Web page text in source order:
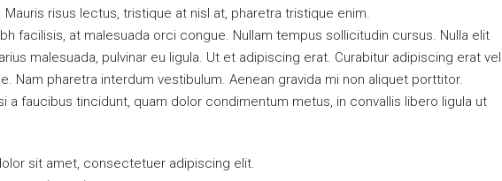
risus lectus, tristique at nisl at, pharetra tristique enim.
facilisis, at malesuada orci congue. Nullam tempus sollicitudin cursus. Nulla elit
malesuada, pulvinar eu ligula. Ut et adipiscing erat. Curabitur adipiscing erat vel
Nam pharetra interdum vestibulum. Aenean gravida mi non aliquet porttitor.
a faucibus tincidunt, quam dolor condimentum metus, in convallis libero ligula ut
sit amet, consectetuer adipiscing elit.